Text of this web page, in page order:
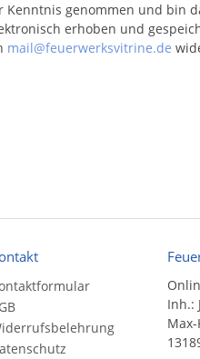
genommen und bin
erhoben und
mail@feuerwerksvitrine.de
Inh.: